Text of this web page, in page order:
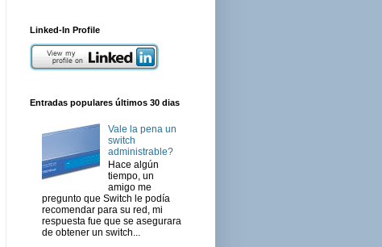
Linked-In Profile
Entradas populares últimos 30 dias
Vale la pena un
switch
administrable?
Hace algún
tiempo, un
amigo me
pregunto que Switch le podía
recomendar para su red, mi
respuesta fue que se asegurara
de obtener un switch...